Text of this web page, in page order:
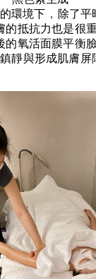
環境下 ， 除了平
的抵抗力也是很
的氧活面膜平衡
靜與形成肌膚屏